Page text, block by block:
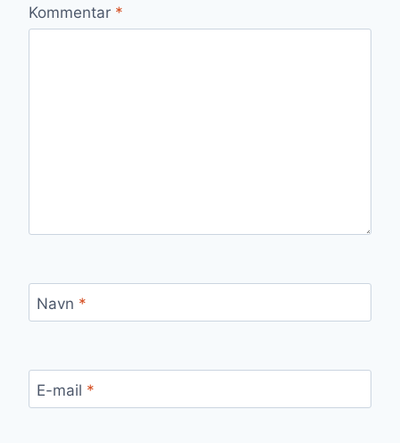
Kommentar *
Navn *
E-mail *